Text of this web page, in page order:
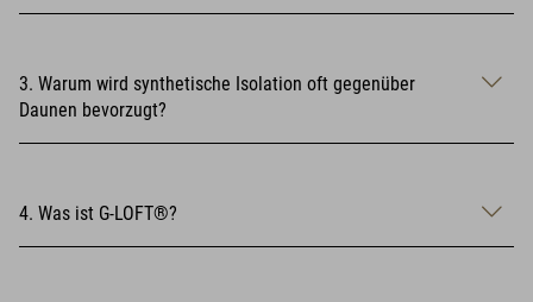
3. Warum wird synthetische Isolation oft gegenüber
Daunen bevorzugt?
4. Was ist G-LOFT®?